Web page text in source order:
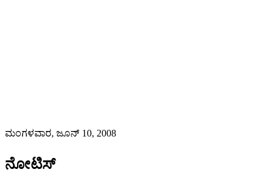
ಮಂಗಳವಾರ, ಜೂನ್ 10, 2008
ನೋಟಿಸ್